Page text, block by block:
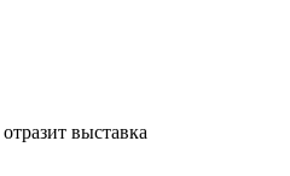
выставка